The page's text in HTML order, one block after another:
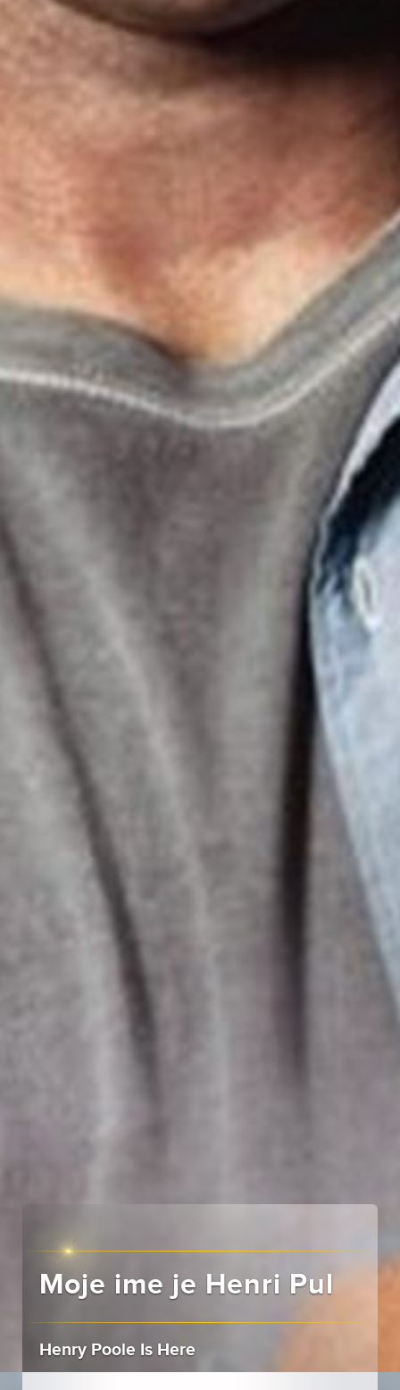
Moje ime je Henri Pul
Henry Poole Is Here